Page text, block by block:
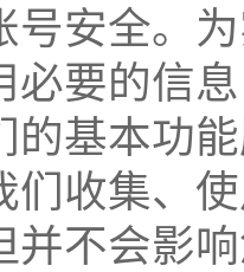
号安全。
必要的信
的基本功
们收集、
并不会影